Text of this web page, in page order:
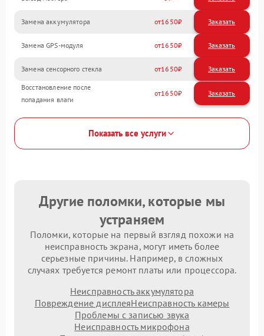
Замена аккумулятора 1650
Замена GPS-модуля 1650
Замена сенсорного стекла 1650
Восстановление после
попадания влаги
1650
Показать все услуги
Другие поломки, которые мы
устраняем
Поломки, которые на первый взгляд похожи на
неисправность экрана, могут иметь более
серьезные причины. Например, в сложных
случаях требуется ремонт платы или процессора.
Неисправность аккумулятора
Повреждение дисплеяНеисправность камеры
Проблемы с записью звука
Неисправность микрофона